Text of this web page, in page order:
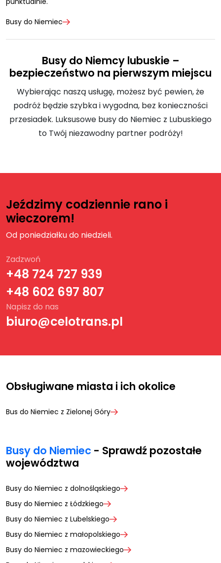
Busy do Niemiec
Busy do Niemcy lubuskie –
bezpieczeństwo na pierwszym miejscu
Wybierając naszą usługę, możesz być pewien, że
podróż będzie szybka i wygodna, bez konieczności
przesiadek. Luksusowe busy do Niemiec z Lubuskiego
to Twój niezawodny partner podróży!
Jeździmy codziennie rano i
wieczorem!
Od poniedziałku do niedzieli.
Zadzwoń
+48 724 727 939
+48 602 697 807
Napisz do nas
biuro@celotrans.pl
Obsługiwane miasta i ich okolice
Bus do Niemiec z Zielonej Góry
Busy do Niemiec - Sprawdź pozostałe
województwa
Busy do Niemiec z dolnośląskiego
Busy do Niemiec z Łódzkiego
Busy do Niemiec z Lubelskiego
Busy do Niemiec z małopolskiego
Busy do Niemiec z mazowieckiego